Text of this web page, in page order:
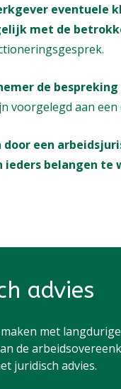
eventuele
met de
de
voorgelegd aan
een
belangen te
advies
met
de
juridisch advies.